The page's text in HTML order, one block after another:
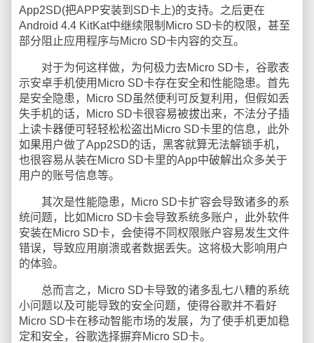
App2SD(把APP安装到SD卡上)的支持。之后更在
Android 4.4 KitKat中继续限制Micro SD卡的权限，甚至
部分阻止应用程序与Micro SD卡内容的交互。
对于为何这样做，为何极力去Micro SD卡，谷歌表
示安卓手机使用Micro SD卡存在安全和性能隐患。首先
是安全隐患，Micro SD虽然便利可反复利用，但假如丢
失手机的话，Micro SD卡很容易被拔出来，不法分子插
上读卡器便可轻轻松松盗出Micro SD卡里的信息，此外
如果用户做了App2SD的话，黑客就算无法解锁手机，
也很容易从装在Micro SD卡里的App中破解出众多关于
用户的账号信息等。
其次是性能隐患，Micro SD卡扩容会导致诸多的系
统问题，比如Micro SD卡会导致系统多账户，此外软件
安装在Micro SD卡，会使得不同权限账户容易发生文件
错误，导致应用崩溃或者数据丢失。这将极大影响用户
的体验。
总而言之，Micro SD卡导致的诸多乱七八糟的系统
小问题以及可能导致的安全问题，使得谷歌并不看好
Micro SD卡在移动智能市场的发展，为了使手机更加稳
定和安全，谷歌选择摒弃Micro SD卡。